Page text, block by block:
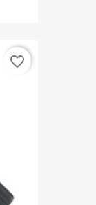
favorite_border